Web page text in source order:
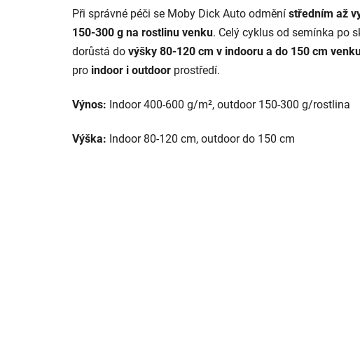
Při správné péči se Moby Dick Auto odmění středním až
150-300 g na rostlinu venku. Celý cyklus od semínka po
dorůstá do výšky 80-120 cm v indooru a do 150 cm
pro indoor i outdoor prostředí.
Výnos: Indoor 400-600 g/m², outdoor 150-300 g/rostlina
Výška: Indoor 80-120 cm, outdoor do 150 cm